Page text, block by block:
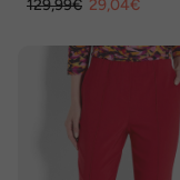
129,99€ 29,04€